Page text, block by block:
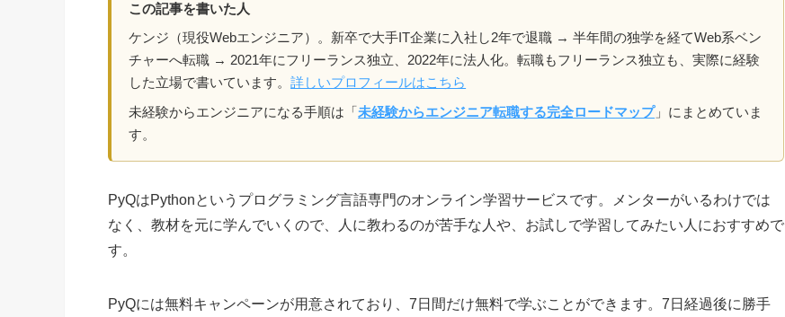
この記事を書いた人
ケンジ（現役Webエンジニア）。新卒で大手IT企業に入社し2年で退職 → 半年間の独学を経てWeb系ベン
チャーへ転職 → 2021年にフリーランス独立、2022年に法人化。転職もフリーランス独立も、実際に経験
した立場で書いています。詳しいプロフィールはこちら
未経験からエンジニアになる手順は「未経験からエンジニア転職する完全ロードマップ」にまとめていま
す。
PyQはPythonというプログラミング言語専門のオンライン学習サービスです。メンターがいるわけでは
なく、教材を元に学んでいくので、人に教わるのが苦手な人や、お試しで学習してみたい人におすすめで
す。
PyQには無料キャンペーンが用意されており、7日間だけ無料で学ぶことができます。7日経過後に勝手